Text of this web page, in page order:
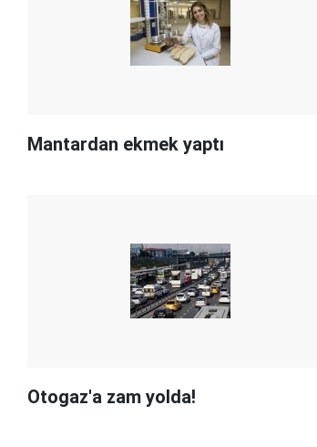
Mantardan ekmek yaptı
Otogaz'a zam yolda!